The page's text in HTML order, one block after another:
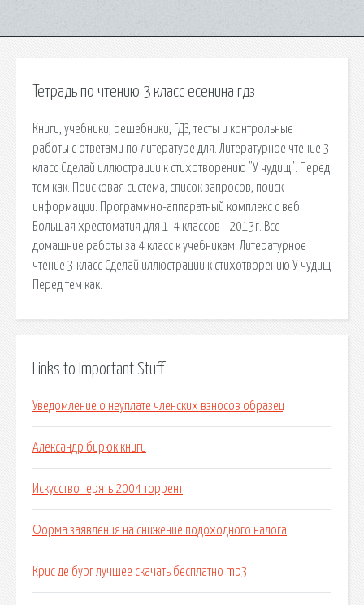
Тетрадь по чтению 3 класс есенина гдз
Книги, учебники, решебники, ГДЗ, тесты и контрольные
работы с ответами по литературе для. Литературное чтение 3
класс Сделай иллюстрации к стихотворению "У чудищ". Перед
тем как. Поисковая сиcтема, список запросов, поиск
информации. Программно-аппаратный комплекс с веб.
Большая хрестоматия для 1-4 классов - 2013г. Все
домашние работы за 4 класс к учебникам. Литературное
чтение 3 класс Сделай иллюстрации к стихотворению У чудищ
Перед тем как.
Links to Important Stuff
Уведомление о неуплате членских взносов образец
Александр бирюк книги
Искусство терять 2004 торрент
Форма заявления на снижение подоходного налога
Крис де бург лучшее скачать бесплатно mp3